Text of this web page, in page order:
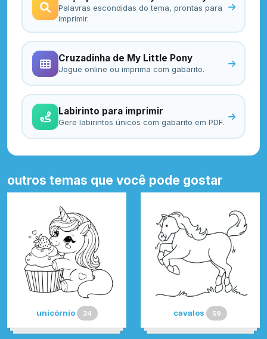
Palavras escondidas do tema, prontas para
imprimir.
Cruzadinha de My Little Pony
Jogue online ou imprima com gabarito.
Labirinto para imprimir
Gere labirintos únicos com gabarito em PDF.
outros temas que você pode gostar
unicórnio 34 cavalos 59